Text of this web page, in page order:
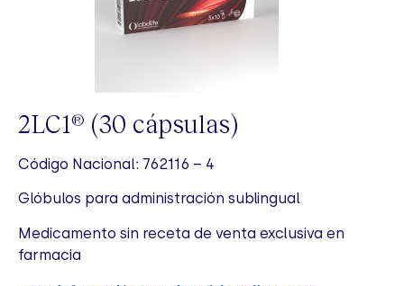
2LC1® (30 cápsulas)
Código Nacional: 762116 – 4
Glóbulos para administración sublingual
Medicamento sin receta de venta exclusiva en
farmacia